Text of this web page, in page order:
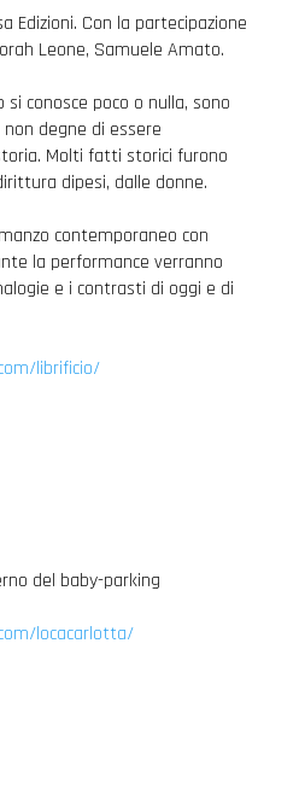
Edizioni. Con la partecipazione
Leone, Samuele Amato.
conosce poco o nulla, sono
degne di essere
Molti fatti storici furono
dipesi, dalle donne.
contemporaneo con
la performance verranno
e i contrasti di oggi e di
librificio/
del baby-parking
locacarlotta/